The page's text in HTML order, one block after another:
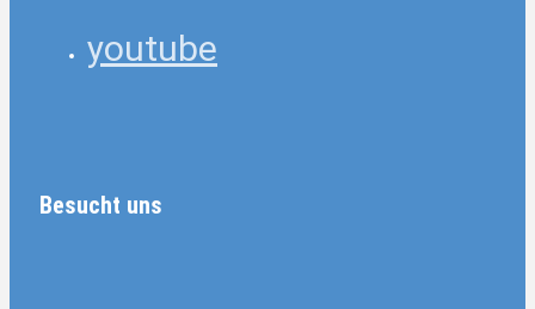
youtube
Besucht uns